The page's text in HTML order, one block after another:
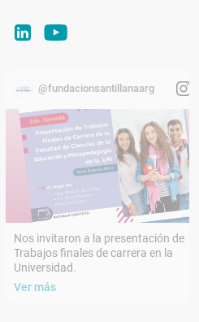
@fundacionsantillanaarg
Nos invitaron a la presentación de
Trabajos finales de carrera en la
Universidad.
Ver más